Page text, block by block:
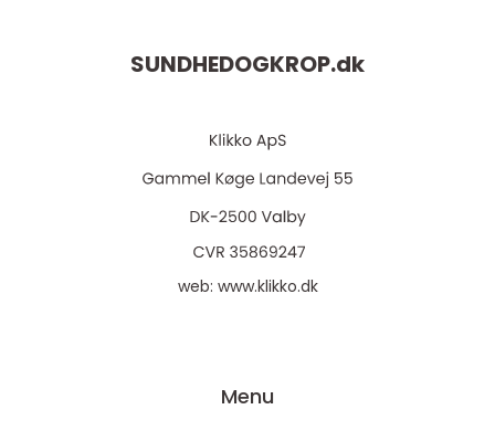
SUNDHEDOGKROP.dk
web: www.klikko.dk
Menu